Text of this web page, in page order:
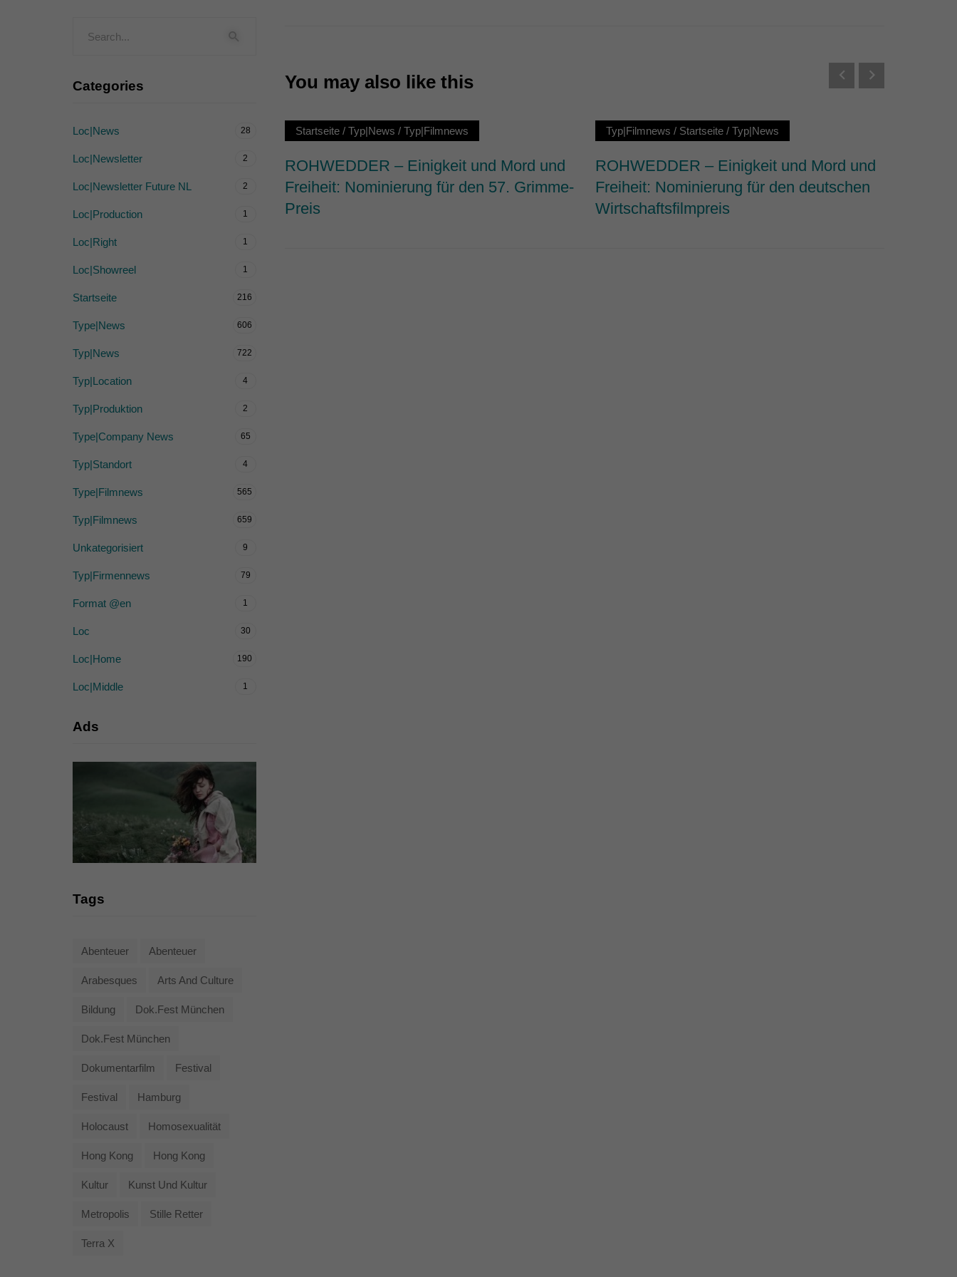
You may also like this
Startseite/ Typ|News / Typ|Filmnews
ROHWEDDER – Einigkeit und Mord und
Freiheit: Nominierung für den 57. Grimme-
Preis
Typ|Filmnews / Startseite/ Typ|News
ROHWEDDER – Einigkeit und Mord und
Freiheit: Nominierung für den deutschen
Wirtschaftsfilmpreis
Categories
Loc|News 28
Loc|Newsletter 2
Loc|Newsletter Future NL 2
Loc|Production 1
Loc|Right 1
Loc|Showreel 1
Startseite 216
Type|News 606
Typ|News 722
Typ|Location 4
Typ|Produktion 2
Type|Company News 65
Typ|Standort 4
Type|Filmnews 565
Typ|Filmnews 659
Unkategorisiert 9
Typ|Firmennews 79
Format @en 1
Loc 30
Loc|Home 190
Loc|Middle 1
Ads
Tags
Abenteuer Abenteuer
Arabesques Arts And Culture
Bildung Dok.fest München
Dok.fest München
Dokumentarfilm Festival
Festival Hamburg
Holocaust Homosexualität
Hong Kong Hong Kong
Kultur Kunst Und Kultur
Metropolis Stille Retter
Terra X
Inhalte von Videoplattformen und Social-Media-Plattformen werden standardmäßig blockiert. Wenn Cookies von externen Medien
Cookie-Informationen anzeigen